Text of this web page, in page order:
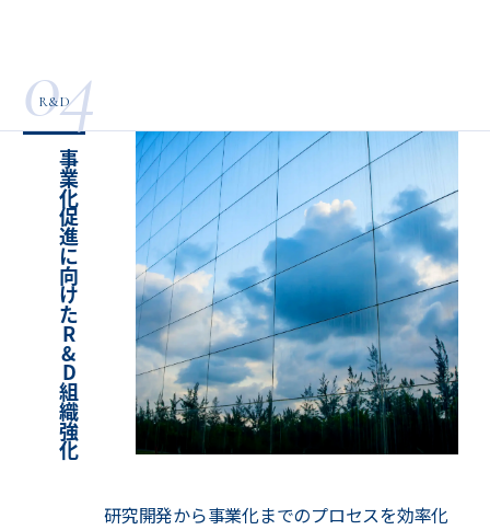
04
R&D
事業化促進に向けたR&D組織強化
研究開発から事業化までのプロセスを効率化